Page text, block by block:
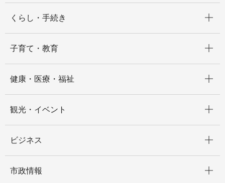
くらし・手続き
子育て・教育
健康・医療・福祉
観光・イベント
ビジネス
市政情報